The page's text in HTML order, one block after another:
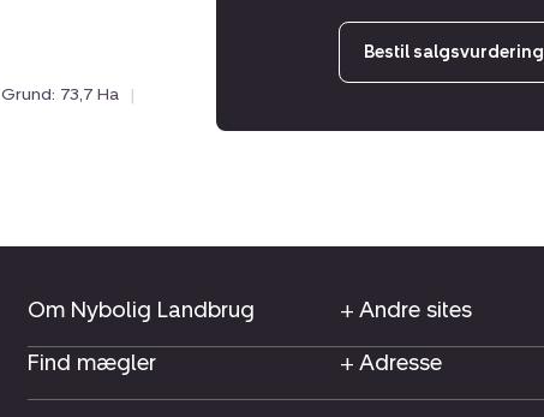
Grund: 73,7 Ha
|
Bestil salgsvurdering
Om Nybolig Landbrug
Andre sites
Find mægler
Adresse